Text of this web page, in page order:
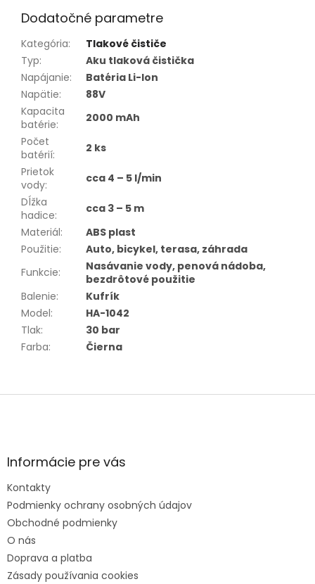
Dodatočné parametre
Kategória:
Tlakové čističe
Typ:
Aku tlaková čistička
Napájanie:
Batéria Li-Ion
Napätie:
88V
Kapacita
batérie:
2000 mAh
Počet
batérií:
2 ks
Prietok
vody:
cca 4 – 5 l/min
Dĺžka
hadice:
cca 3 – 5 m
Materiál:
ABS plast
Použitie:
Auto, bicykel, terasa, záhrada
Funkcie:
Nasávanie vody, penová nádoba,
bezdrôtové použitie
Balenie:
Kufrík
Model:
HA-1042
Tlak:
30 bar
Farba: Čierna
e
Informácie pre vás
Kontakty
Podmienky ochrany osobných údajov
Obchodné podmienky
O nás
Doprava a platba
Zásady používania cookies